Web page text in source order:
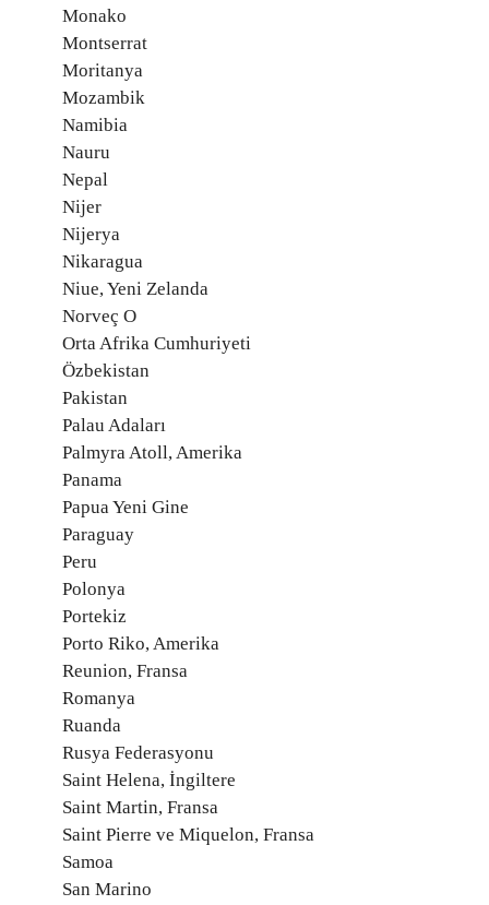
Monako
Montserrat
Moritanya
Mozambik
Namibia
Nauru
Nepal
Nijer
Nijerya
Nikaragua
Niue, Yeni Zelanda
Norveç O
Orta Afrika Cumhuriyeti
Özbekistan
Pakistan
Palau Adaları
Palmyra Atoll, Amerika
Panama
Papua Yeni Gine
Paraguay
Peru
Polonya
Portekiz
Porto Riko, Amerika
Reunion, Fransa
Romanya
Ruanda
Rusya Federasyonu
Saint Helena, İngiltere
Saint Martin, Fransa
Saint Pierre ve Miquelon, Fransa
Samoa
San Marino